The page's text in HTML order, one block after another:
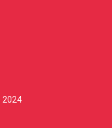
2024